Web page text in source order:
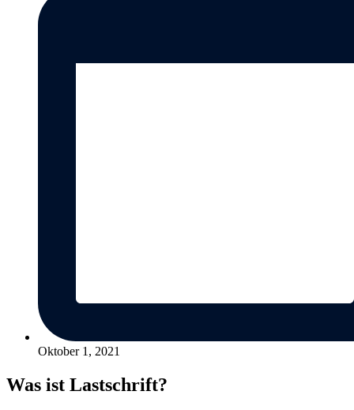
Oktober 1, 2021
Was ist Lastschrift?